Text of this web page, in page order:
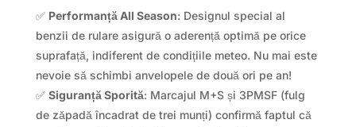
✅ Performanță All Season: Designul special al
benzii de rulare asigură o aderență optimă pe orice
suprafață, indiferent de condițiile meteo. Nu mai este
nevoie să schimbi anvelopele de două ori pe an!
✅ Siguranță Sporită: Marcajul M+S și 3PMSF (fulg
de zăpadă încadrat de trei munți) confirmă faptul că